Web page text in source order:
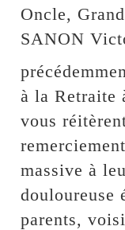
Oncle,
SANON
à la Retraite
vous
massive à
douloureuse
parents,